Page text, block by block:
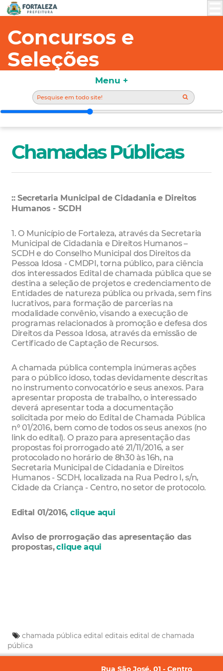
Concursos e
Seleções
Chamadas Públicas
:: Secretaria Municipal de Cidadania e Direitos
Humanos - SCDH
1. O Município de Fortaleza, através da Secretaria
Municipal de Cidadania e Direitos Humanos –
SCDH e do Conselho Municipal dos Direitos da
Pessoa Idosa - CMDPI, torna público, para ciência
dos interessados Edital de chamada pública que se
destina a seleção de projetos e credenciamento de
Entidades de natureza pública ou privada, sem fins
lucrativos, para formação de parcerias na
modalidade convênio, visando a execução de
programas relacionados à promoção e defesa dos
Direitos da Pessoa Idosa, através da emissão de
Certificado de Captação de Recursos.
A chamada pública contempla inúmeras ações
para o público idoso, todas devidamente descritas
no instrumento convocatório e seus anexos. Para
apresentar proposta de trabalho, o interessado
deverá apresentar toda a documentação
solicitada por meio do Edital de Chamada Pública
nº 01/2016, bem como de todos os seus anexos (no
link do edital). O prazo para apresentação das
propostas foi prorrogado até 21/11/2016, a ser
protocolado no horário de 8h30 às 16h, na
Secretaria Municipal de Cidadania e Direitos
Humanos - SCDH, localizada na Rua Pedro I, s/n,
Cidade da Criança - Centro, no setor de protocolo.
Edital 01/2016, clique aqui
Aviso de prorrogação das apresentação das
propostas,clique aqui
chamada pública edital editais edital de chamada
pública
Rua São José, 01 - Centro